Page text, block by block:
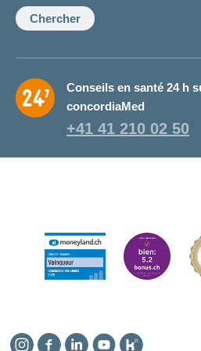
conseillère:
Chercher
Conseils en santé 24 h
concordiaMed
+41 41 210 02 50